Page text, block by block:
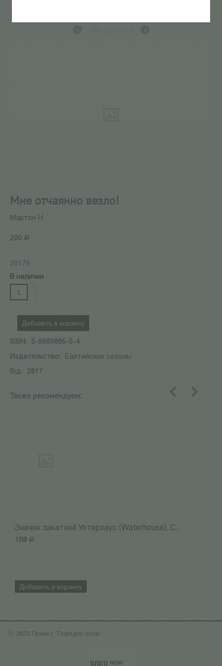
Мне отчаянно везло!
Мартон Н.
200 Р
28179
В наличии
Добавить в корзину
ISBN:
5-9909005-5-4
Издательство:
Балтийские сезоны
Год:
2017
Также рекомендуем:
Значок закатной Уотерхаус (Waterhouse). С...
180 Р
Добавить в корзину
ⓒ 2023 Проект "Порядок слов"